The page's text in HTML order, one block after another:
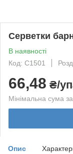
Серветки
В наявності
Код: С1501
66,48 ₴/
Мінімальна сума
Опис